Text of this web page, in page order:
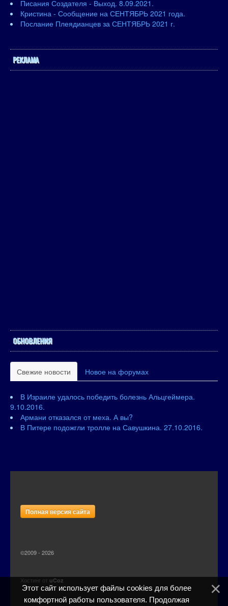
Писания Создателя - Выход. 8.09.2021.
Кристина - Сообщение на СЕНТЯБРЬ 2021 года.
Послание Плеядианцев за СЕНТЯБРЬ 2021 г.
РЕКЛАМА
ОБНОВЛЕНИЯ
Свежие новости Новое на форумах
В Израиле удалось победить болезнь Альцгеймера.
9.10.2016.
Армани отказался от меха. А вы?
В Питере подожгли тролле на Савушкина. 27.10.2016.
Полная версия сайта
©2009 - 2026
Хостинг от uCoz
Этот сайт использует файлы cookies для более
комфортной работы пользователя. Продолжая